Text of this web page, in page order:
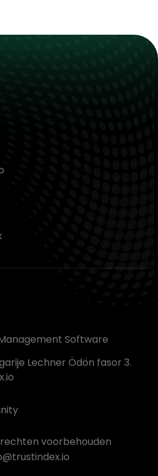
Software
Lechner Ödön fasor 3.
voorbehouden